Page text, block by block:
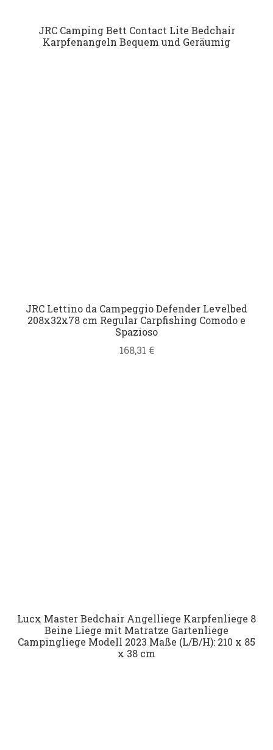
JRC Camping Bett Contact Lite Bedchair
Karpfenangeln Bequem und Geräumig
JRC Lettino da Campeggio Defender Levelbed
208x32x78 cm Regular Carpfishing Comodo e
Spazioso
168,31 €
Lucx Master Bedchair Angelliege Karpfenliege 8
Beine Liege mit Matratze Gartenliege
Campingliege Modell 2023 Maße (L/B/H): 210 x 85
x 38 cm